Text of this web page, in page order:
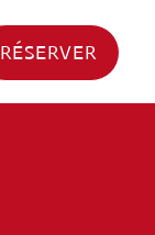
RÉSERVER